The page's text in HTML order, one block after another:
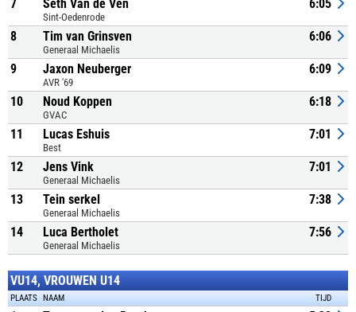
7 Seth Van de Ven
Sint-Oedenrode
6:05
8 Tim van Grinsven
Generaal Michaelis
6:06
9 Jaxon Neuberger
AVR '69
6:09
10 Noud Koppen
GVAC
6:18
11 Lucas Eshuis
Best
7:01
12 Jens Vink
Generaal Michaelis
7:01
13 Tein serkel
Generaal Michaelis
7:38
14 Luca Bertholet
Generaal Michaelis
7:56
VU14, VROUWEN U14
PLAATS NAAM TIJD